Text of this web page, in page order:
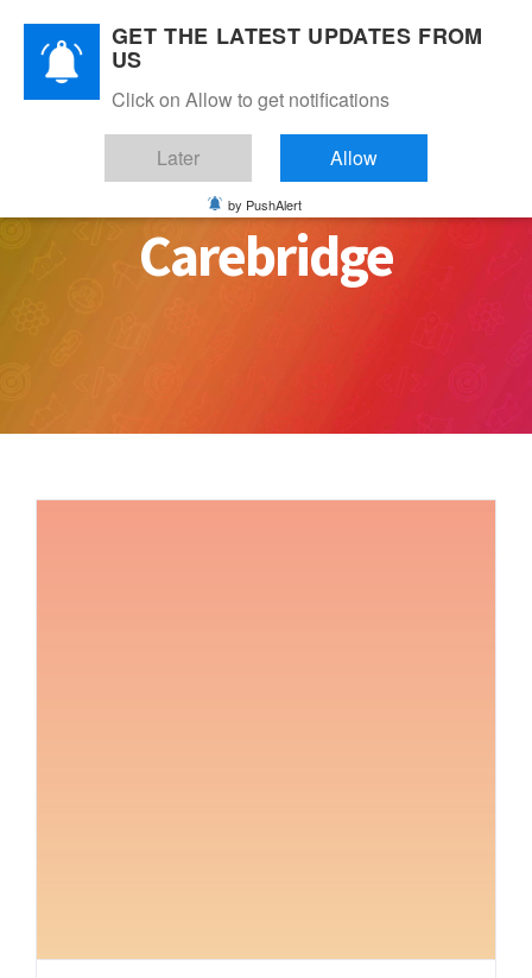
Skip
content
Carebridge
GET THE LATEST UPDATES FROM
US
Click on Allow to get notifications
Later Allow
by PushAlert